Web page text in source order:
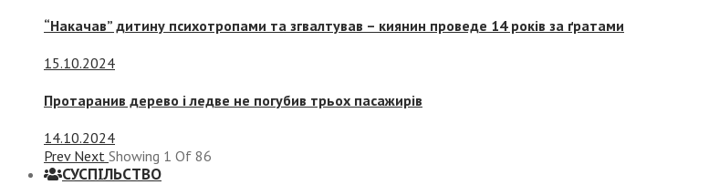
“Накачав” дитину психотропами та згвалтував – киянин проведе 14 років за ґратами
15.10.2024
Протаранив дерево і ледве не погубив трьох пасажирів
14.10.2024
Prev Next Showing 1 Of 86
СУСПIЛЬСТВО